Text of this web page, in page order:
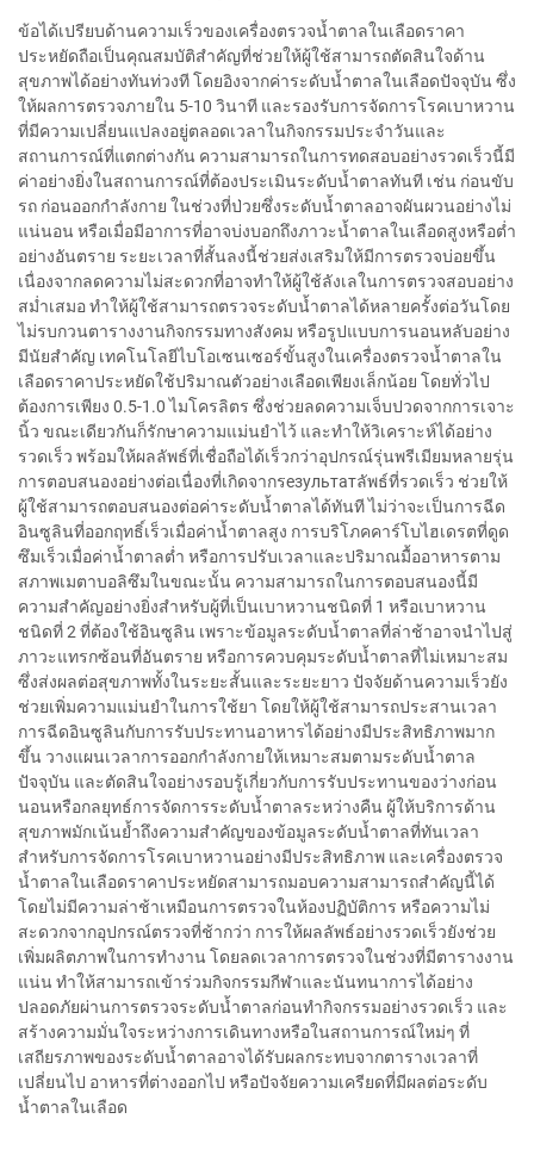
ข้อได้เปรียบด้านความเร็วของเครื่องตรวจน้ำตาลในเลือดราคา
ประหยัดถือเป็นคุณสมบัติสำคัญที่ช่วยให้ผู้ใช้สามารถตัดสินใจด้าน
สุขภาพได้อย่างทันท่วงที โดยอิงจากค่าระดับน้ำตาลในเลือดปัจจุบัน ซึ่ง
ให้ผลการตรวจภายใน 5-10 วินาที และรองรับการจัดการโรคเบาหวาน
ที่มีความเปลี่ยนแปลงอยู่ตลอดเวลาในกิจกรรมประจำวันและ
สถานการณ์ที่แตกต่างกัน ความสามารถในการทดสอบอย่างรวดเร็วนี้มี
ค่าอย่างยิ่งในสถานการณ์ที่ต้องประเมินระดับน้ำตาลทันที เช่น ก่อนขับ
รถ ก่อนออกกำลังกาย ในช่วงที่ป่วยซึ่งระดับน้ำตาลอาจผันผวนอย่างไม่
แน่นอน หรือเมื่อมีอาการที่อาจบ่งบอกถึงภาวะน้ำตาลในเลือดสูงหรือต่ำ
อย่างอันตราย ระยะเวลาที่สั้นลงนี้ช่วยส่งเสริมให้มีการตรวจบ่อยขึ้น
เนื่องจากลดความไม่สะดวกที่อาจทำให้ผู้ใช้ลังเลในการตรวจสอบอย่าง
สม่ำเสมอ ทำให้ผู้ใช้สามารถตรวจระดับน้ำตาลได้หลายครั้งต่อวันโดย
ไม่รบกวนตารางงานกิจกรรมทางสังคม หรือรูปแบบการนอนหลับอย่าง
มีนัยสำคัญ เทคโนโลยีไบโอเซนเซอร์ขั้นสูงในเครื่องตรวจน้ำตาลใน
เลือดราคาประหยัดใช้ปริมาณตัวอย่างเลือดเพียงเล็กน้อย โดยทั่วไป
ต้องการเพียง 0.5-1.0 ไมโครลิตร ซึ่งช่วยลดความเจ็บปวดจากการเจาะ
นิ้ว ขณะเดียวกันก็รักษาความแม่นยำไว้ และทำให้วิเคราะห์ได้อย่าง
รวดเร็ว พร้อมให้ผลลัพธ์ที่เชื่อถือได้เร็วกว่าอุปกรณ์รุ่นพรีเมียมหลายรุ่น
การตอบสนองอย่างต่อเนื่องที่เกิดจากรезультатลัพธ์ที่รวดเร็ว ช่วยให้
ผู้ใช้สามารถตอบสนองต่อค่าระดับน้ำตาลได้ทันที ไม่ว่าจะเป็นการฉีด
อินซูลินที่ออกฤทธิ์เร็วเมื่อค่าน้ำตาลสูง การบริโภคคาร์โบไฮเดรตที่ดูด
ซึมเร็วเมื่อค่าน้ำตาลต่ำ หรือการปรับเวลาและปริมาณมื้ออาหารตาม
สภาพเมตาบอลิซึมในขณะนั้น ความสามารถในการตอบสนองนี้มี
ความสำคัญอย่างยิ่งสำหรับผู้ที่เป็นเบาหวานชนิดที่ 1 หรือเบาหวาน
ชนิดที่ 2 ที่ต้องใช้อินซูลิน เพราะข้อมูลระดับน้ำตาลที่ล่าช้าอาจนำไปสู่
ภาวะแทรกซ้อนที่อันตราย หรือการควบคุมระดับน้ำตาลที่ไม่เหมาะสม
ซึ่งส่งผลต่อสุขภาพทั้งในระยะสั้นและระยะยาว ปัจจัยด้านความเร็วยัง
ช่วยเพิ่มความแม่นยำในการใช้ยา โดยให้ผู้ใช้สามารถประสานเวลา
การฉีดอินซูลินกับการรับประทานอาหารได้อย่างมีประสิทธิภาพมาก
ขึ้น วางแผนเวลาการออกกำลังกายให้เหมาะสมตามระดับน้ำตาล
ปัจจุบัน และตัดสินใจอย่างรอบรู้เกี่ยวกับการรับประทานของว่างก่อน
นอนหรือกลยุทธ์การจัดการระดับน้ำตาลระหว่างคืน ผู้ให้บริการด้าน
สุขภาพมักเน้นย้ำถึงความสำคัญของข้อมูลระดับน้ำตาลที่ทันเวลา
สำหรับการจัดการโรคเบาหวานอย่างมีประสิทธิภาพ และเครื่องตรวจ
น้ำตาลในเลือดราคาประหยัดสามารถมอบความสามารถสำคัญนี้ได้
โดยไม่มีความล่าช้าเหมือนการตรวจในห้องปฏิบัติการ หรือความไม่
สะดวกจากอุปกรณ์ตรวจที่ช้ากว่า การให้ผลลัพธ์อย่างรวดเร็วยังช่วย
เพิ่มผลิตภาพในการทำงาน โดยลดเวลาการตรวจในช่วงที่มีตารางงาน
แน่น ทำให้สามารถเข้าร่วมกิจกรรมกีฬาและนันทนาการได้อย่าง
ปลอดภัยผ่านการตรวจระดับน้ำตาลก่อนทำกิจกรรมอย่างรวดเร็ว และ
สร้างความมั่นใจระหว่างการเดินทางหรือในสถานการณ์ใหม่ๆ ที่
เสถียรภาพของระดับน้ำตาลอาจได้รับผลกระทบจากตารางเวลาที่
เปลี่ยนไป อาหารที่ต่างออกไป หรือปัจจัยความเครียดที่มีผลต่อระดับ
น้ำตาลในเลือด